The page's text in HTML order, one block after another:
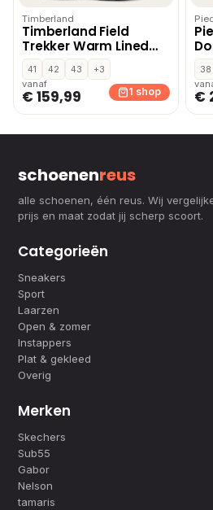
Timberland
Timberland Field
Trekker Warm Lined
hoge sneakers – Geel
41 42 43
+3
vanaf
€ 159,99 1 shop
38
€
schoenenreus
alle schoenen, één reus. Wij
prijs en maat zodat jij scherp scoort.
Categorieën
Sneakers
Sport
Laarzen
Open & zomer
Instappers
Plat & gekleed
Overig
Merken
Skechers
Sub55
Gabor
Nelson
tamaris